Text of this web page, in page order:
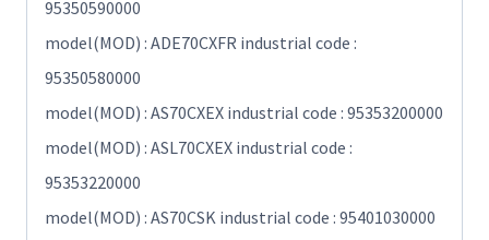
95350590000
model(MOD) : ADE70CXFR industrial code :
95350580000
model(MOD) : AS70CXEX industrial code : 95353200000
model(MOD) : ASL70CXEX industrial code :
95353220000
model(MOD) : AS70CSK industrial code : 95401030000